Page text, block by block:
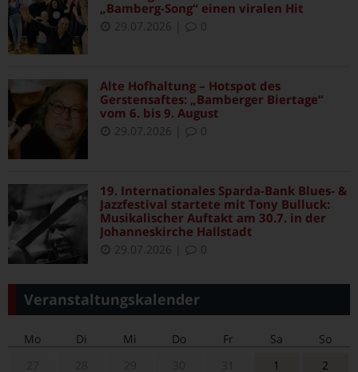
„Bamberg-Song“ einen viralen Hit
29.07.2026 0
Alte Hofhaltung – Hotspot des
Gerstensaftes: „Bamberger Biertage“
vom 6. bis 9. August
29.07.2026 0
19. Internationales Sparda-Bank Blues- &
Jazzfestival startete mit Tony Bulluck:
Musikalischer Auftakt am 30.7. in der
Johanneskirche Hallstadt
29.07.2026 0
Veranstaltungskalender
Mo Di Mi Do Fr Sa
So
1
2